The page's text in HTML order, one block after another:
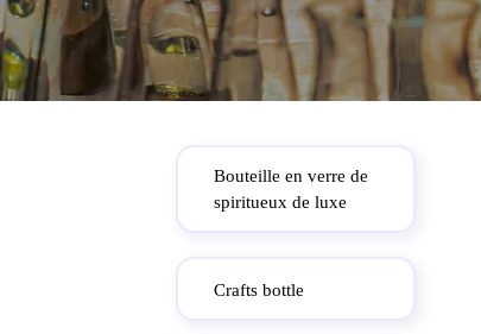
Bouteille en verre de
spiritueux de luxe
Crafts bottle